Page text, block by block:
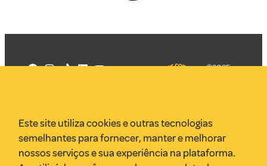
VR Assessoria
Parcerias
Envie uma pauta
©2025
Este site utiliza cookies e outras tecnologias
semelhantes para fornecer, manter e melhorar
nossos serviços e sua experiência na plataforma.